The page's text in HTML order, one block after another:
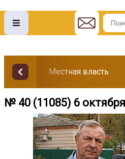
Местная власть
№ 40 (11085) 6